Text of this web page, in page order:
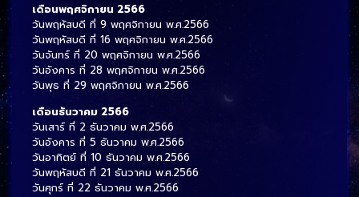
เดือนพฤศจิกายน 2566
วันพฤหัสบดี ที่ 9 พฤศจิกายน พ.ศ.2566
วันพฤหัสบดี ที่ 16 พฤศจิกายน พ.ศ.2566
วันจันทร์ ที่ 20 พฤศจิกายน พ.ศ.2566
วันอังคาร ที่ 28 พฤศจิกายน พ.ศ.2566
วันพุธ ที่ 29 พฤศจิกายน พ.ศ.2566
เดือนธันวาคม 2566
วันเสาร์ ที่ 2 ธันวาคม พ.ศ.2566
วันอังคาร ที่ 5 ธันวาคม พ.ศ.2566
วันอาทิตย์ ที่ 10 ธันวาคม พ.ศ.2566
วันพฤหัสบดี ที่ 21 ธันวาคม พ.ศ.2566
วันศุกร์ ที่ 22 ธันวาคม พ.ศ.2566